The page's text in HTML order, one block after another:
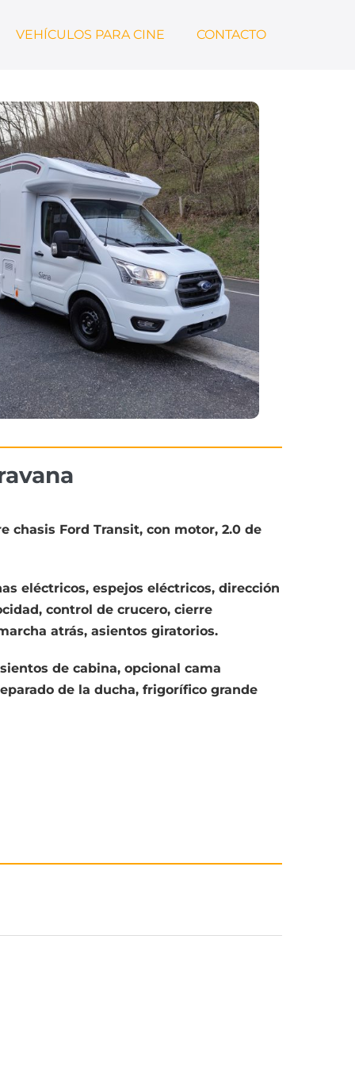
VEHÍCULOS PARA CINE CONTACTO
chasis Ford Transit, con motor, 2.0 de
eléctricos, espejos eléctricos, dirección
control de crucero, cierre
atrás, asientos giratorios.
de cabina, opcional cama
de la ducha, frigorífico grande